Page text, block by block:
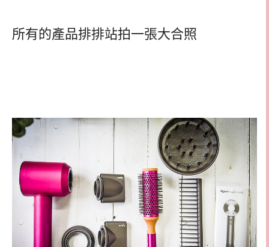
所有的產品排排站拍一張大合照